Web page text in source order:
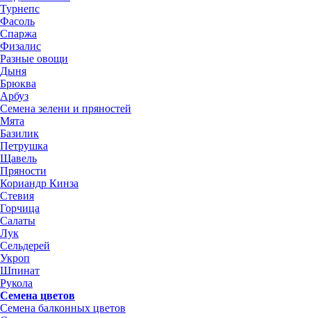
Турнепс
Фасоль
Спаржа
Физалис
Разные овощи
Дыня
Брюква
Арбуз
Семена зелени и пряностей
Мята
Базилик
Петрушка
Щавель
Пряности
Кориандр Кинза
Стевия
Горчица
Салаты
Лук
Сельдерей
Укроп
Шпинат
Рукола
Семена цветов
Семена балконных цветов